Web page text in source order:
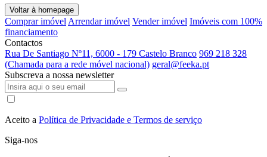
Voltar à homepage
Comprar imóvel Arrendar imóvel Vender imóvel Imóveis com 100%
financiamento
Contactos
Rua De Santiago Nº11, 6000 - 179 Castelo Branco 969 218 328
(Chamada para a rede móvel nacional) geral@feeka.pt
Subscreva a nossa newsletter
Aceito a Política de Privacidade e Termos de serviço
Siga-nos